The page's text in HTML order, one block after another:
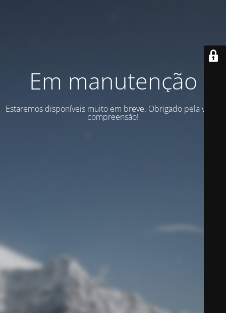
Em manutenção
Estaremos disponíveis muito em breve. Obrigado pela vossa
compreensão!